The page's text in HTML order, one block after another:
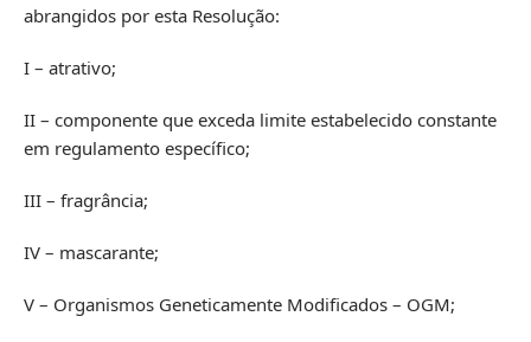
abrangidos por esta Resolução:
I – atrativo;
II – componente que exceda limite estabelecido constante
em regulamento específico;
III – fragrância;
IV – mascarante;
V – Organismos Geneticamente Modificados – OGM;